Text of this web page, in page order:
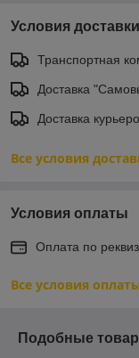
Условия доставки
Транспортная
Доставка
Доставка
Все условия
Условия оплаты
Оплата по
Все условия
Подобные